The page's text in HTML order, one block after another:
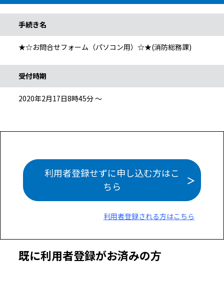
手続き名
★☆お問合せフォーム（パソコン用）☆★(消防総務課)
受付時期
2020年2月17日8時45分 ～
利用者登録せずに申し込む方はこ
ちら
利用者登録される方はこちら
既に利用者登録がお済みの方